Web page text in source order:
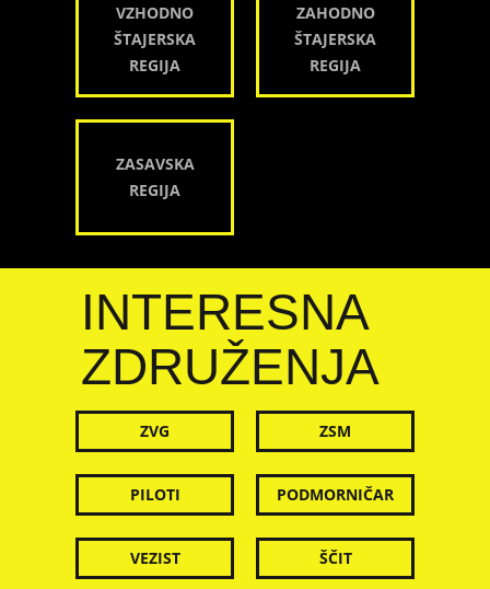
VZHODNO
ŠTAJERSKA
REGIJA
ZAHODNO
ŠTAJERSKA
REGIJA
ZASAVSKA
REGIJA
INTERESNA
ZDRUŽENJA
ZVG ZSM
PILOTI PODMORNIČAR
VEZIST ŠČIT